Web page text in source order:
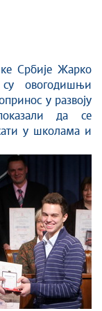
Србије Жарко
овогодишњи
у развоју
да се
у школама и